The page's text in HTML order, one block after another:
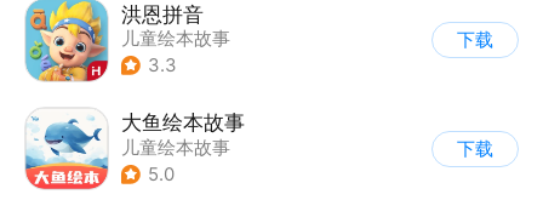
洪恩拼音
儿童绘本故事
3.3
下载
大鱼绘本故事
儿童绘本故事
5.0
下载